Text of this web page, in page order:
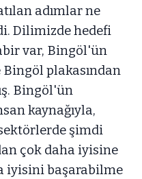
adımlar ne
Dilimizde hedefi
var, Bingöl'ün
Bingöl plakasından
Bingöl'ün
kaynağıyla,
şimdi
çok daha iyisine
iyisini başarabilme